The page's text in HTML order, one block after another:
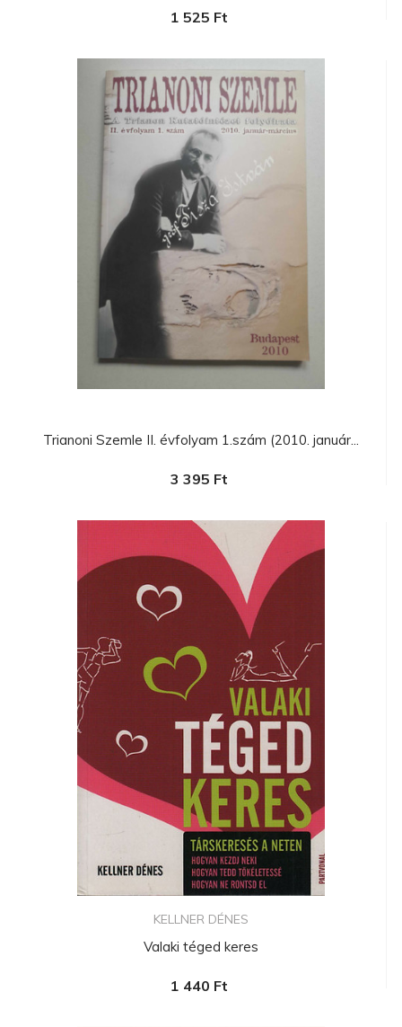
1 525 Ft
Trianoni Szemle II. évfolyam 1.szám (2010. január...
3 395 Ft
KELLNER DÉNES
Valaki téged keres
1 440 Ft